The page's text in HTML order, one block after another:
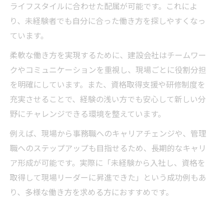
ライフスタイルに合わせた配属が可能です。これによ
り、未経験者でも自分に合った働き方を探しやすくなっ
ています。
柔軟な働き方を実現するために、建設会社はチームワー
クやコミュニケーションを重視し、現場ごとに役割分担
を明確にしています。また、資格取得支援や研修制度を
充実させることで、経験の浅い方でも安心して新しい分
野にチャレンジできる環境を整えています。
例えば、現場から事務職へのキャリアチェンジや、管理
職へのステップアップも目指せるため、長期的なキャリ
ア形成が可能です。実際に「未経験から入社し、資格を
取得して現場リーダーに昇進できた」という成功例もあ
り、多様な働き方を求める方におすすめです。